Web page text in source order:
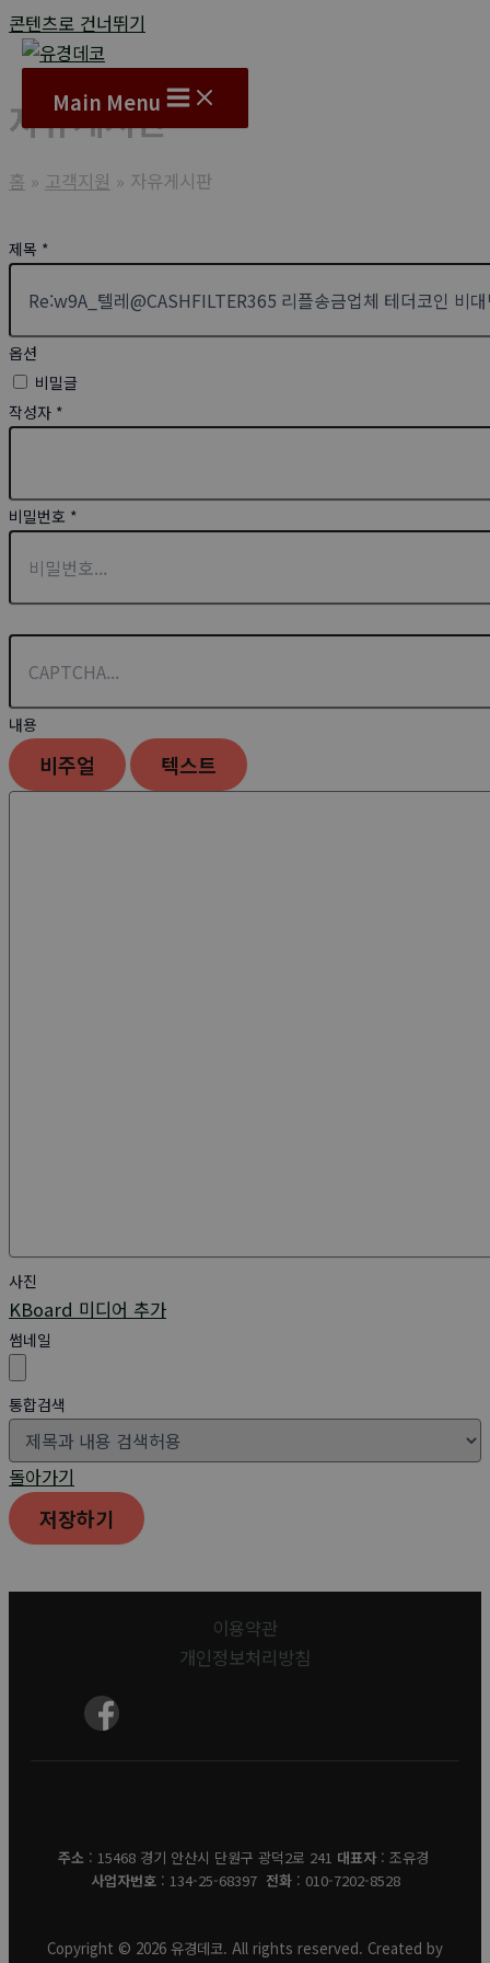
콘텐츠로 건너뛰기
Main Menu
자유게시판
홈 고객지원 자유게시판
제목 *
옵션
비밀글
작성자 *
비밀번호 *
내용
비주얼 텍스트
사진
KBoard 미디어 추가
썸네일
통합검색
돌아가기
저장하기
이용약관
개인정보처리방침
주소 : 15468 경기 안산시 단원구 광덕2로 241 대표자: 조유경
사업자번호: 134-25-68397 전화: 010-7202-8528
Copyright © 2026 유경데코. All rights reserved. Created by